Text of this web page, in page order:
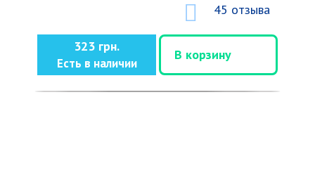
45 отзыва
323 грн.
Есть в наличии
В корзину